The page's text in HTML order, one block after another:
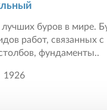
буров в мире.
работ, связанных с
фундаменты..
1926